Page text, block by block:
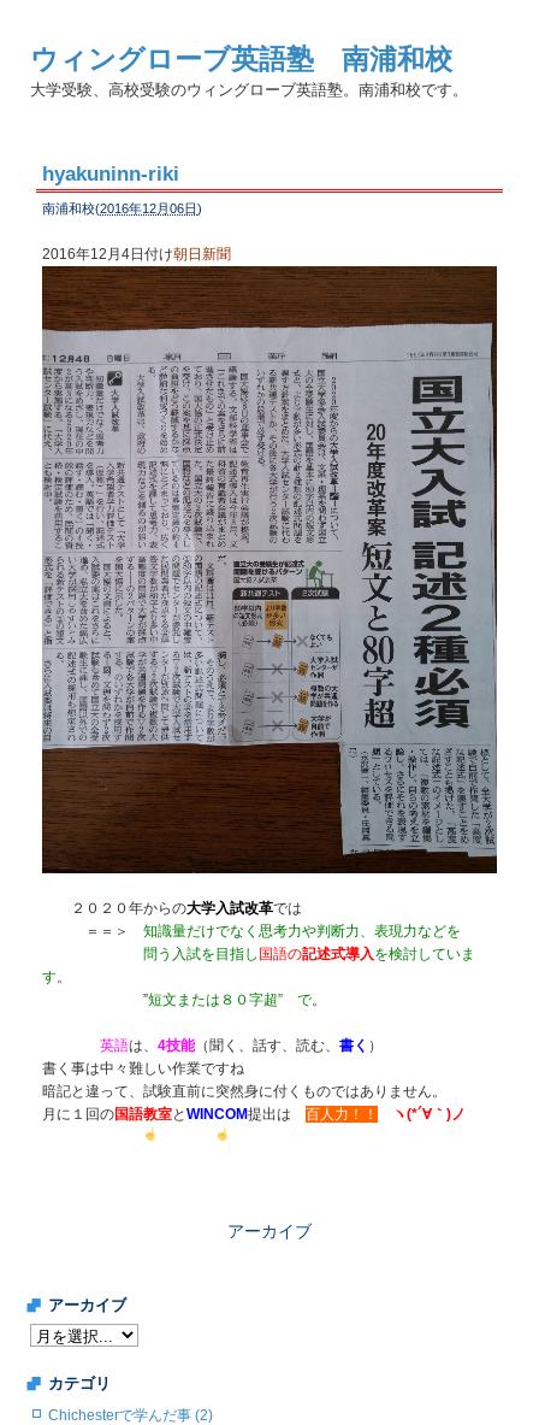
ウィングローブ英語塾 南浦和校
大学受験、高校受験のウィングローブ英語塾。南浦和校です。
hyakuninn-riki
南浦和校(2016年12月06日)
2016年12月4日付け朝日新聞
２０２０年からの大学入試改革では
＝＝＞ 知識量だけでなく思考力や判断力、表現力などを
問う入試を目指し 国語の記述式導入を検討していま
す。
”短文または８０字超” で。
英語は、 4技能（聞く、話す、読む、 書く ）
書く事は中々難しい作業ですね
暗記と違って、試験直前に突然身に付くものではありません。
月に１回の国語教室と WINCOM提出は 百人力！！ ヽ(*´∀｀)ノ
アーカイブ
アーカイブ
カテゴリ
Chichesterで学んだ事 (2)